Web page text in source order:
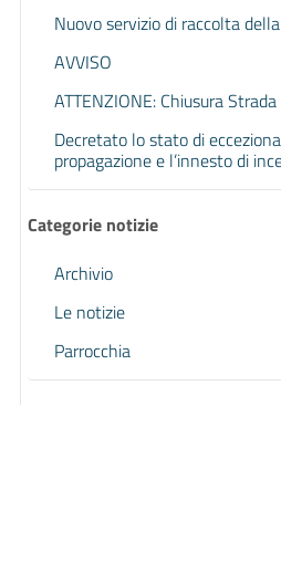
Nuovo servizio di raccolta
AVVISO
ATTENZIONE: Chiusura
Decretato lo stato di
propagazione e l’innesto di
Categorie notizie
Archivio
Le notizie
Parrocchia